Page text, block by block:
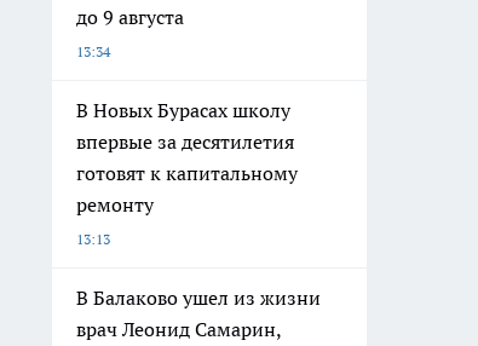
до 9 августа
13:34
В Новых Бурасах школу
впервые за десятилетия
готовят к капитальному
ремонту
13:13
В Балаково ушел из жизни
врач Леонид Самарин,